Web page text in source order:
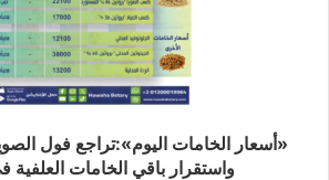
«أسعار الخامات اليوم»:تراجع فول
واستقرار باقي الخامات العلفية